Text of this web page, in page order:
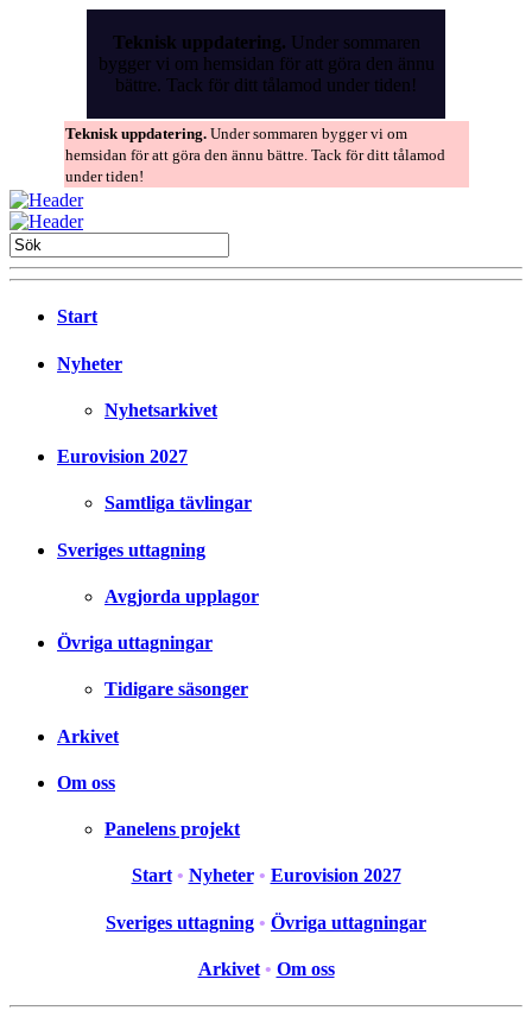
Teknisk uppdatering. Under sommaren
bygger vi om hemsidan för att göra den ännu
bättre. Tack för ditt tålamod under tiden!
Teknisk uppdatering. Under sommaren bygger vi om
hemsidan för att göra den ännu bättre. Tack för ditt tålamod
under tiden!
Start
Nyheter
Nyhetsarkivet
Eurovision 2027
Samtliga tävlingar
Sveriges uttagning
Avgjorda upplagor
Övriga uttagningar
Tidigare säsonger
Arkivet
Om oss
Panelens projekt
Start • Nyheter • Eurovision 2027
Sveriges uttagning • Övriga uttagningar
Arkivet • Om oss